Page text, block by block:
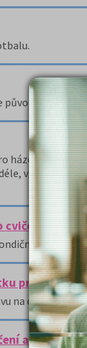
původ hry
házenou
všichni
s
cvičení
pro starší
na cvičební
a hry s